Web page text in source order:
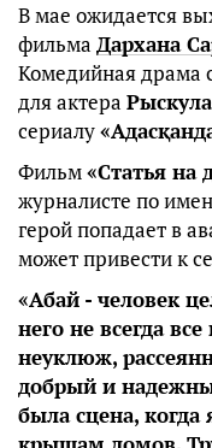
В мае ожидается
фильма Дархана
Комедийная драма
для актера
сериалу
Фильм«Статья на
журналисте по
герой попадает в
может привести к
«Абай - человек
него не всегда
неуклюж,
добрый и
была сцена,